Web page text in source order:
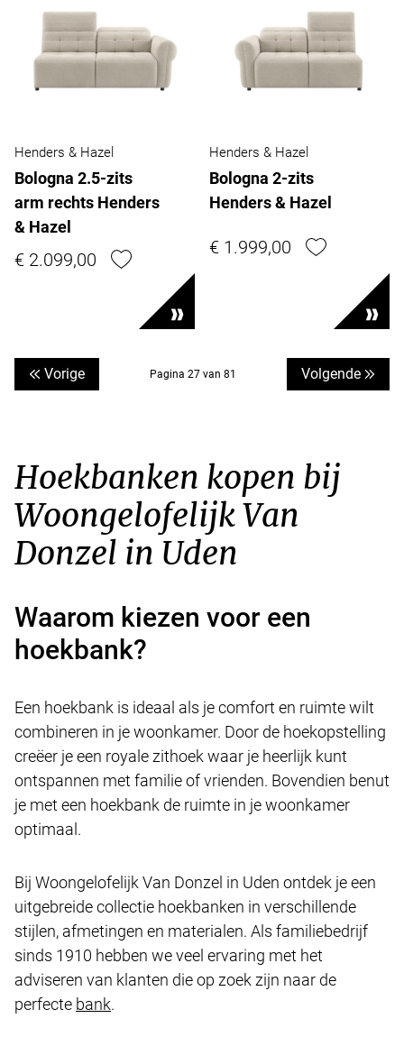
Henders & Hazel
Bologna 2.5-zits
arm rechts Henders
& Hazel
€ 2.099,00
Henders & Hazel
Bologna 2-zits
Henders & Hazel
€ 1.999,00
Vorige Pagina 27 van 81 Volgende
Hoekbanken kopen bij
Woongelofelijk Van
Donzel in Uden
Waarom kiezen voor een
hoekbank?
Een hoekbank is ideaal als je comfort en ruimte wilt
combineren in je woonkamer. Door de hoekopstelling
creëer je een royale zithoek waar je heerlijk kunt
ontspannen met familie of vrienden. Bovendien benut
je met een hoekbank de ruimte in je woonkamer
optimaal.
Bij Woongelofelijk Van Donzel in Uden ontdek je een
uitgebreide collectie hoekbanken in verschillende
stijlen, afmetingen en materialen. Als familiebedrijf
sinds 1910 hebben we veel ervaring met het
adviseren van klanten die op zoek zijn naar de
perfecte bank.